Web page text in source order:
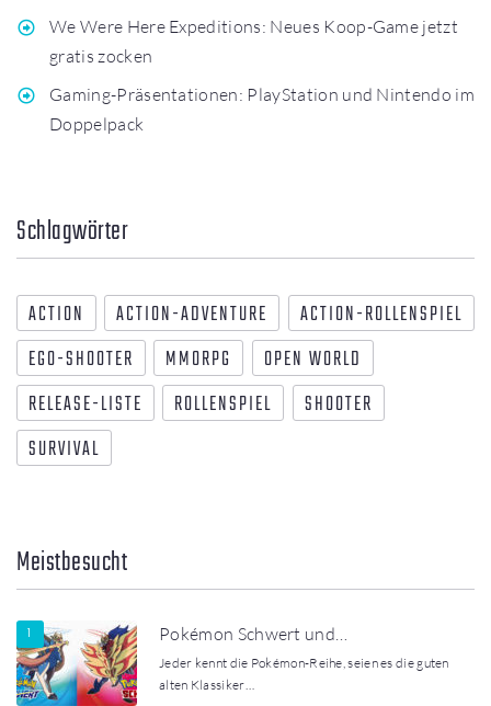
We Were Here Expeditions: Neues Koop-Game jetzt
gratis zocken
Gaming-Präsentationen: PlayStation und Nintendo im
Doppelpack
Schlagwörter
ACTION ACTION-ADVENTURE
ACTION-ROLLENSPIEL
EGO-SHOOTER
MMORPG
OPEN WORLD
RELEASE-LISTE
ROLLENSPIEL
SHOOTER
SURVIVAL
Meistbesucht
Pokémon Schwert und…
Jeder kennt die Pokémon-Reihe, seien es die guten
alten Klassiker…